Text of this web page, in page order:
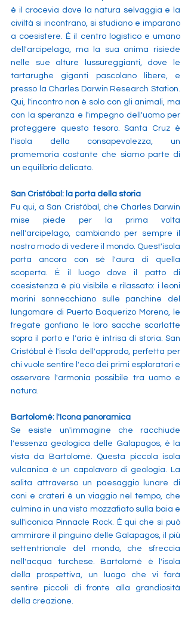
è il crocevia dove la natura selvaggia e la
civiltà si incontrano, si studiano e imparano
a coesistere. È il centro logistico e umano
dell'arcipelago, ma la sua anima risiede
nelle sue alture lussureggianti, dove le
tartarughe giganti pascolano libere, e
presso la Charles Darwin Research Station.
Qui, l'incontro non è solo con gli animali, ma
con la speranza e l'impegno dell'uomo per
proteggere questo tesoro. Santa Cruz è
l'isola della consapevolezza, un
promemoria costante che siamo parte di
un equilibrio delicato.
San Cristóbal: la porta della storia
Fu qui, a San Cristóbal, che Charles Darwin
mise piede per la prima volta
nell'arcipelago, cambiando per sempre il
nostro modo di vedere il mondo. Quest'isola
porta ancora con sé l'aura di quella
scoperta. È il luogo dove il patto di
coesistenza è più visibile e rilassato: i leoni
marini sonnecchiano sulle panchine del
lungomare di Puerto Baquerizo Moreno, le
fregate gonfiano le loro sacche scarlatte
sopra il porto e l'aria è intrisa di storia. San
Cristóbal è l'isola dell'approdo, perfetta per
chi vuole sentire l'eco dei primi esploratori e
osservare l'armonia possibile tra uomo e
natura.
Bartolomé: l'Icona panoramica
Se esiste un'immagine che racchiude
l'essenza geologica delle Galapagos, è la
vista da Bartolomé. Questa piccola isola
vulcanica è un capolavoro di geologia. La
salita attraverso un paesaggio lunare di
coni e crateri è un viaggio nel tempo, che
culmina in una vista mozzafiato sulla baia e
sull'iconica Pinnacle Rock. È qui che si può
ammirare il pinguino delle Galapagos, il più
settentrionale del mondo, che sfreccia
nell'acqua turchese. Bartolomé è l'isola
della prospettiva, un luogo che vi farà
sentire piccoli di fronte alla grandiosità
della creazione.